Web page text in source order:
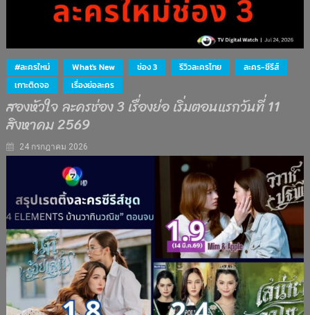
#ละครใหม่ What's New ช่อง 3 รีวิวละครไทย
ละคร-ซีรีส์
เกาะติดจอ
เรื่องย่อละคร
สองหัวใจ ละครช่อง 3 เรื่องย่อ เริ่มตอนแรกวันที่ 11
สิงหาคม 2569
24 กรกฎาคม 2026